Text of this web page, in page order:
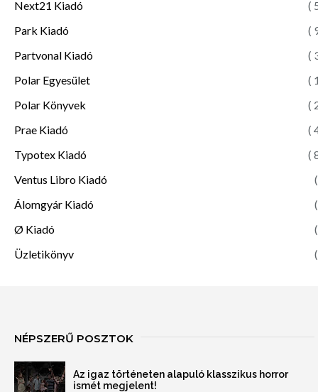
Next21 Kiadó
(
Park Kiadó
(
Partvonal Kiadó
(
Polar Egyesület
(
Polar Könyvek
(
Prae Kiadó
(
Typotex Kiadó
(
Ventus Libro Kiadó
Álomgyár Kiadó
Ø Kiadó
Üzletikönyv
NÉPSZERŰ POSZTOK
Az igaz történeten alapuló klasszikus horror
ismét megjelent!